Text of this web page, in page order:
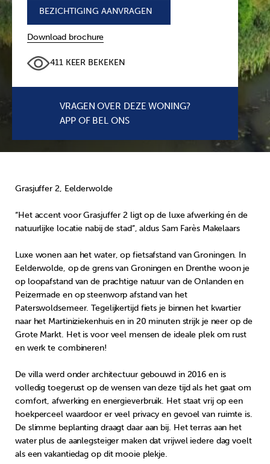
BEZICHTIGING AANVRAGEN
Download brochure
411 KEER BEKEKEN
VRAGEN OVER DEZE WONING?
APP OF BEL ONS
Grasjuffer 2, Eelderwolde
“Het accent voor Grasjuffer 2 ligt op de luxe afwerking én de
natuurlijke locatie nabij de stad”, aldus Sam Farès Makelaars
Luxe wonen aan het water, op fietsafstand van Groningen. In
Eelderwolde, op de grens van Groningen en Drenthe woon je
op loopafstand van de prachtige natuur van de Onlanden en
Peizermade en op steenworp afstand van het
Paterswoldsemeer. Tegelijkertijd fiets je binnen het kwartier
naar het Martiniziekenhuis en in 20 minuten strijk je neer op de
Grote Markt. Het is voor veel mensen de ideale plek om rust
en werk te combineren!
De villa werd onder architectuur gebouwd in 2016 en is
volledig toegerust op de wensen van deze tijd als het gaat om
comfort, afwerking en energieverbruik. Het staat vrij op een
hoekperceel waardoor er veel privacy en gevoel van ruimte is.
De slimme beplanting draagt daar aan bij. Het terras aan het
water plus de aanlegsteiger maken dat vrijwel iedere dag voelt
als een vakantiedag op dit mooie plekje.